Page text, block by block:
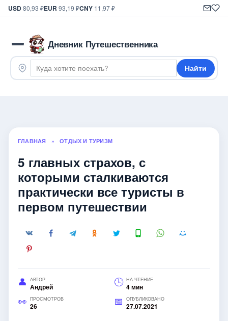
USD80,93 ₽EUR 93,19 ₽CNY 11,97 ₽
Дневник Путешественника
Найти
ГЛАВНАЯ » ОТДЫХ И ТУРИЗМ
5 главных страхов, с
которыми сталкиваются
практически все туристы в
первом путешествии
АВТОР
Андрей
НА ЧТЕНИЕ
4 мин
ПРОСМОТРОВ
26
ОПУБЛИКОВАНО
27.07.2021